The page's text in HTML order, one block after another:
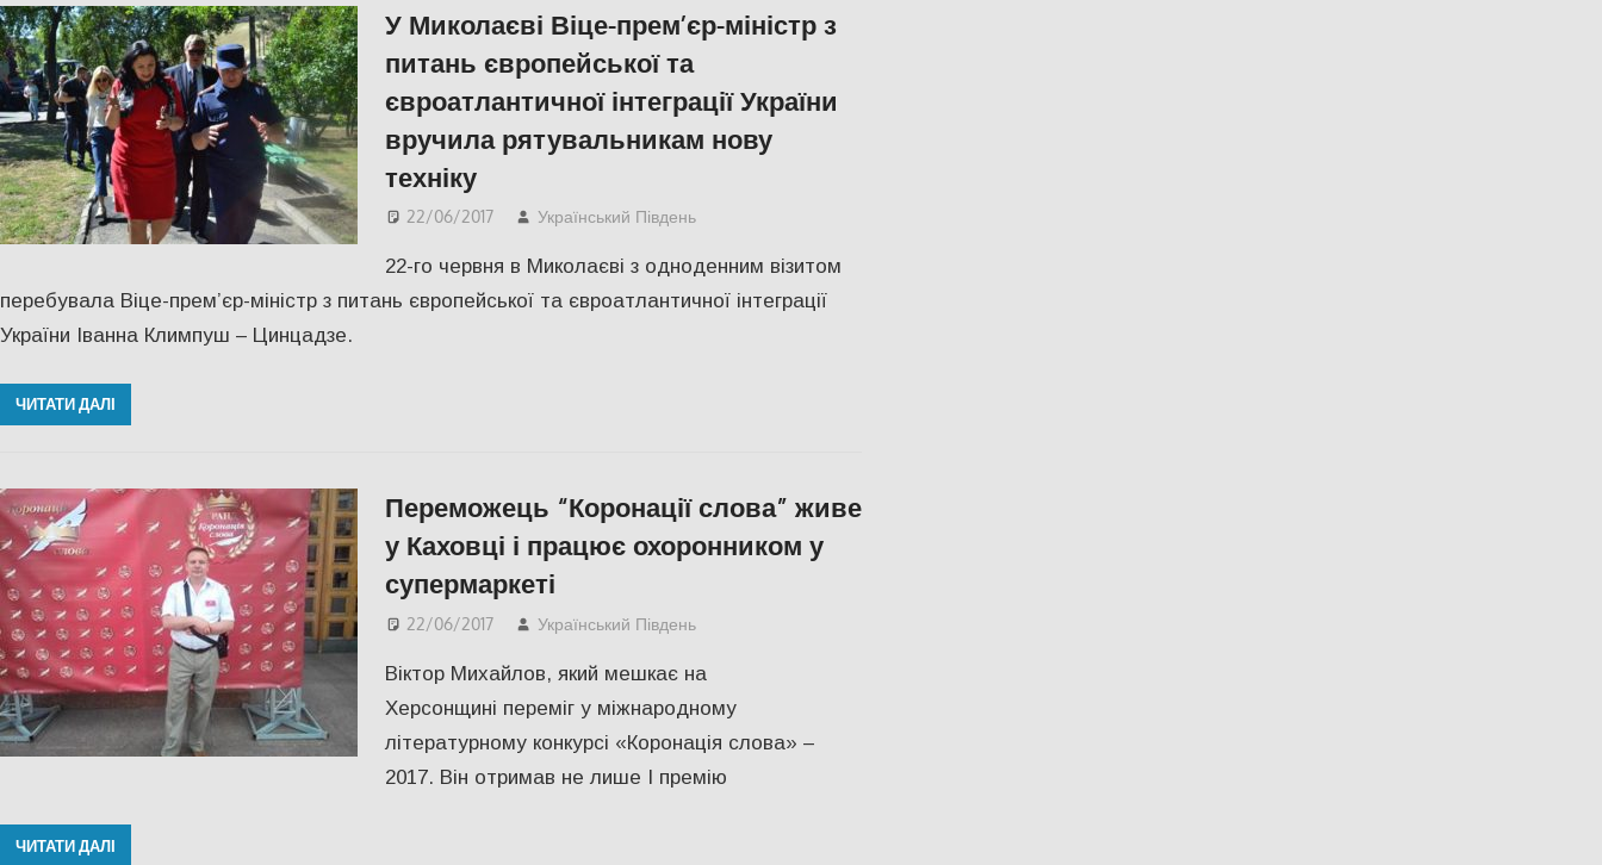
У Миколаєві Віце-прем’єр-міністр з
питань європейської та
євроатлантичної інтеграції України
вручила рятувальникам нову
техніку
22/06/2017 Український Південь
22-го червня в Миколаєві з одноденним візитом
перебувала Віце-прем’єр-міністр з питань європейської та євроатлантичної інтеграції
України Іванна Климпуш – Цинцадзе.
ЧИТАТИ ДАЛІ
Переможець “Коронації слова” живе
у Каховці і працює охоронником у
супермаркеті
22/06/2017 Український Південь
Віктор Михайлов, який мешкає на
Херсонщині переміг у міжнародному
літературному конкурсі «Коронація слова» –
2017. Він отримав не лише І премію
ЧИТАТИ ДАЛІ